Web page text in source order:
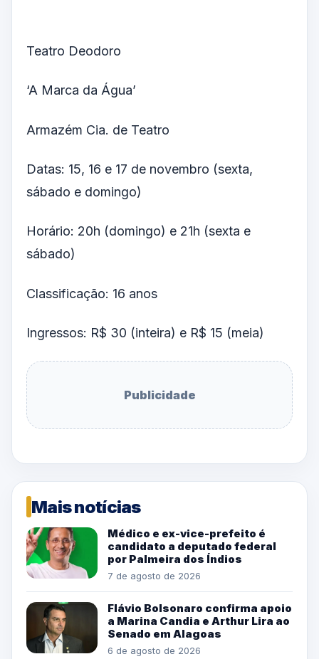
Teatro Deodoro
‘A Marca da Água’
Armazém Cia. de Teatro
Datas: 15, 16 e 17 de novembro (sexta,
sábado e domingo)
Horário: 20h (domingo) e 21h (sexta e
sábado)
Classificação: 16 anos
Ingressos: R$ 30 (inteira) e R$ 15 (meia)
Publicidade
Mais notícias
Médico e ex-vice-prefeito é
candidato a deputado federal
por Palmeira dos Índios
7 de agosto de 2026
Flávio Bolsonaro confirma apoio
a Marina Candia e Arthur Lira ao
Senado em Alagoas
6 de agosto de 2026